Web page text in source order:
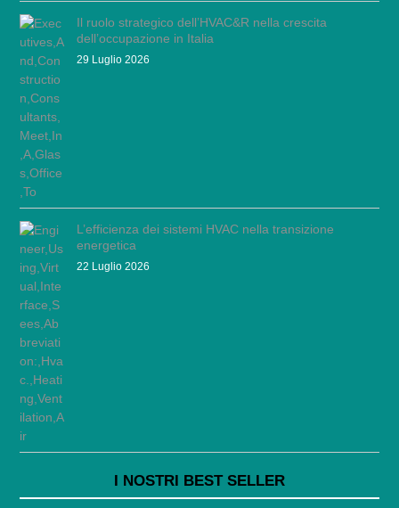
Il ruolo strategico dell’HVAC&R nella crescita
dell’occupazione in Italia
29 Luglio 2026
L’efficienza dei sistemi HVAC nella transizione
energetica
22 Luglio 2026
I NOSTRI BEST SELLER